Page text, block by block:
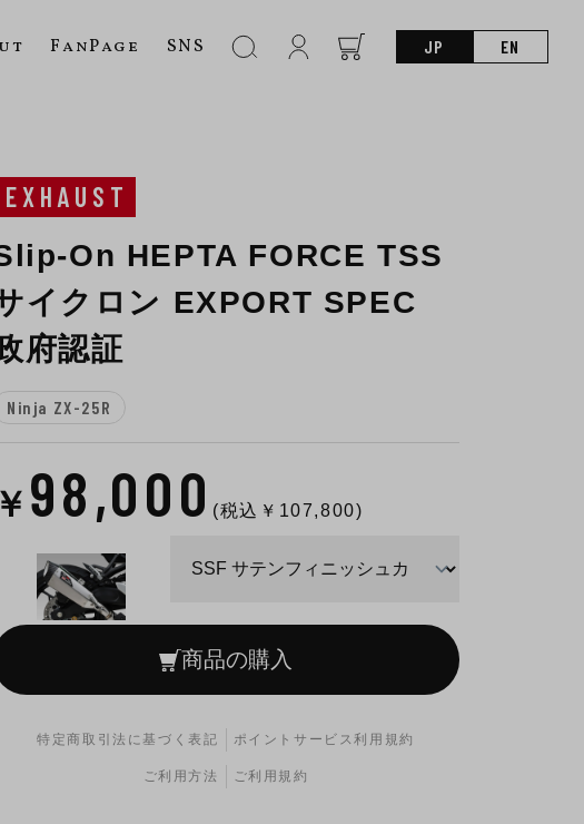
FanPage SNS JP EN
EXHAUST
On HEPTA FORCE TSS
イクロン EXPORT SPEC
府認証
Ninja ZX-25R
￥ 98,000 (税込￥ 107,800)
商品の購入
特定商取引法に基づく表記 ポイントサービス利用規約
ご利用方法 ご利用規約